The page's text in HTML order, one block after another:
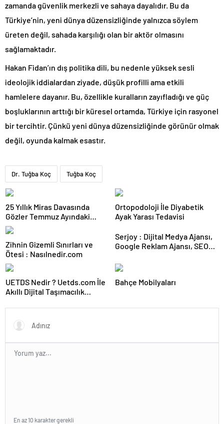
zamanda güvenlik merkezli ve sahaya dayalıdır. Bu da
Türkiye’nin, yeni dünya düzensizliğinde yalnızca söylem
üreten değil, sahada karşılığı olan bir aktör olmasını
sağlamaktadır.
Hakan Fidan’ın dış politika dili, bu nedenle yüksek sesli
ideolojik iddialardan ziyade, düşük profilli ama etkili
hamlelere dayanır. Bu, özellikle kuralların zayıfladığı ve güç
boşluklarının arttığı bir küresel ortamda, Türkiye için rasyonel
bir tercihtir. Çünkü yeni dünya düzensizliğinde görünür olmak
değil, oyunda kalmak esastır.
Dr. Tuğba Koç Tuğba Koç
25 Yıllık Miras Davasında
Gözler Temmuz Ayındaki
Karar Duruşmasına Çevrildi
Ortopodoloji İle Diyabetik
Ayak Yarası Tedavisi
Zihnin Gizemli Sınırları ve
Ötesi : Nasılnedir.com
Serjoy : Dijital Medya Ajansı,
Google Reklam Ajansı, SEO
UETDS Nedir ? Uetds.com İle
Akıllı Dijital Taşımacılık
Bahçe Mobilyaları
En az 10 karakter gerekli